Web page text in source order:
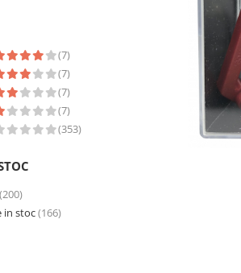
(7)
(7)
(7)
(7)
(353)
(200)
in stoc(166)